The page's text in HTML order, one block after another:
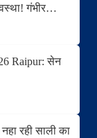
गंभीर…
Raipur: सेन
रही साली का